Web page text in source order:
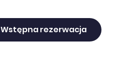
Wstępna rezerwacja